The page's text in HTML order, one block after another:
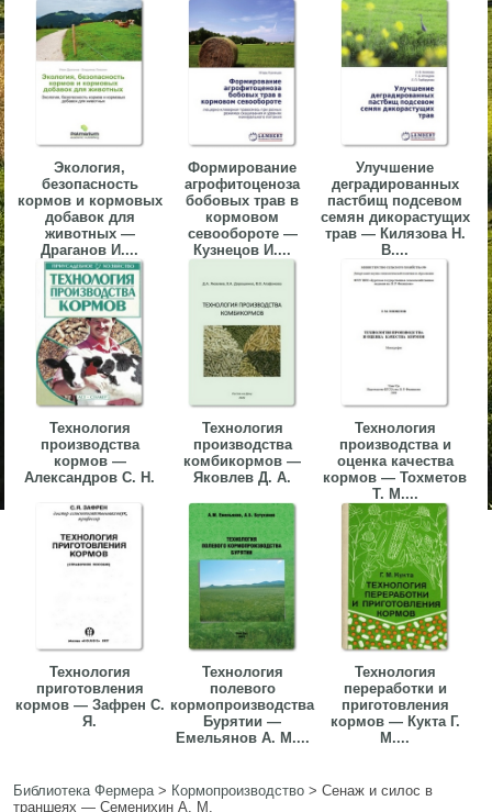
Экология,
безопасность
кормов и кормовых
добавок для
животных —
Драганов И....
Формирование
агрофитоценоза
бобовых трав в
кормовом
севообороте —
Кузнецов И....
Улучшение
деградированных
пастбищ подсевом
семян дикорастущих
трав — Килязова Н.
В....
Технология
производства
кормов —
Александров С. Н.
Технология
производства
комбикормов —
Яковлев Д. А.
Технология
производства и
оценка качества
кормов — Тохметов
Т. М....
Технология
приготовления
кормов — Зафрен С.
Я.
Технология
полевого
кормопроизводства
Бурятии —
Емельянов А. М....
Технология
переработки и
приготовления
кормов — Кукта Г.
М....
Библиотека Фермера> Кормопроизводство >Сенаж и силос в
траншеях — Семенихин A. M.
▼
▼